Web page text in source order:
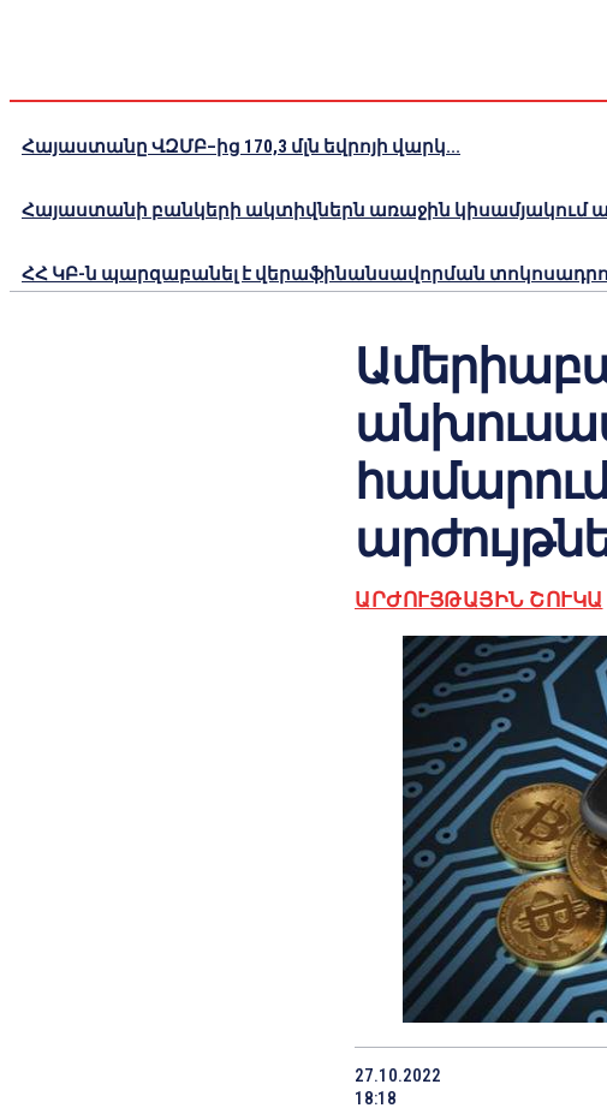
Հայաստանը ՎԶՄԲ–ից 170,3 մլն եվրոյի վարկ...
Հայաստանի բանկերի ակտիվներն առաջին կիսամյակում
ՀՀ ԿԲ-ն պարզաբանել է վերաֆինանսավորման
ԱՐԺՈՒՅԹԱՅԻՆ ՇՈՒԿԱ
27.10.2022
18:18